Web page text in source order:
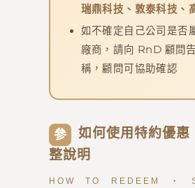
瑞鼎科技、敦泰科技、
如不確定自己公司是否
廠商，請向 RnD 顧問
稱，顧問可協助確認
參
如何使用特約優
整說明
HOW TO REDEEM ・